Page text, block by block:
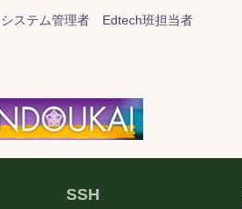
ステム管理者 Edtech班担当者
SSH